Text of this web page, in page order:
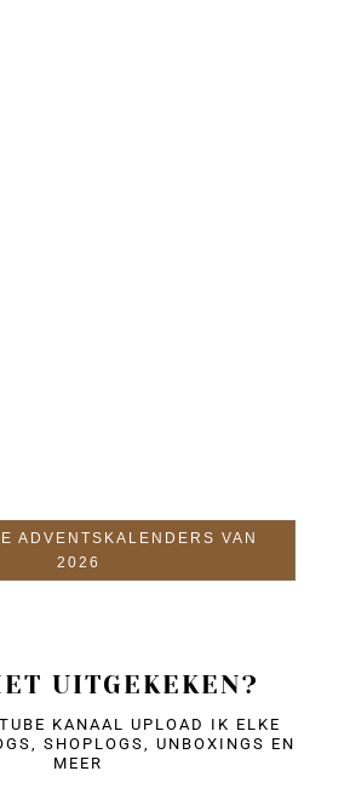
ADVENTSKALENDERS VAN
2026
UITGEKEKEN?
KANAAL UPLOAD IK ELKE
SHOPLOGS, UNBOXINGS EN
MEER